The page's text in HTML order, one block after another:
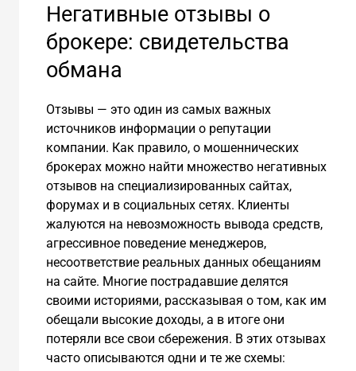
Негативные отзывы о
брокере: свидетельства
обмана
Отзывы — это один из самых важных
источников информации о репутации
компании. Как правило, о мошеннических
брокерах можно найти множество негативных
отзывов на специализированных сайтах,
форумах и в социальных сетях. Клиенты
жалуются на невозможность вывода средств,
агрессивное поведение менеджеров,
несоответствие реальных данных обещаниям
на сайте. Многие пострадавшие делятся
своими историями, рассказывая о том, как им
обещали высокие доходы, а в итоге они
потеряли все свои сбережения. В этих отзывах
часто описываются одни и те же схемы: